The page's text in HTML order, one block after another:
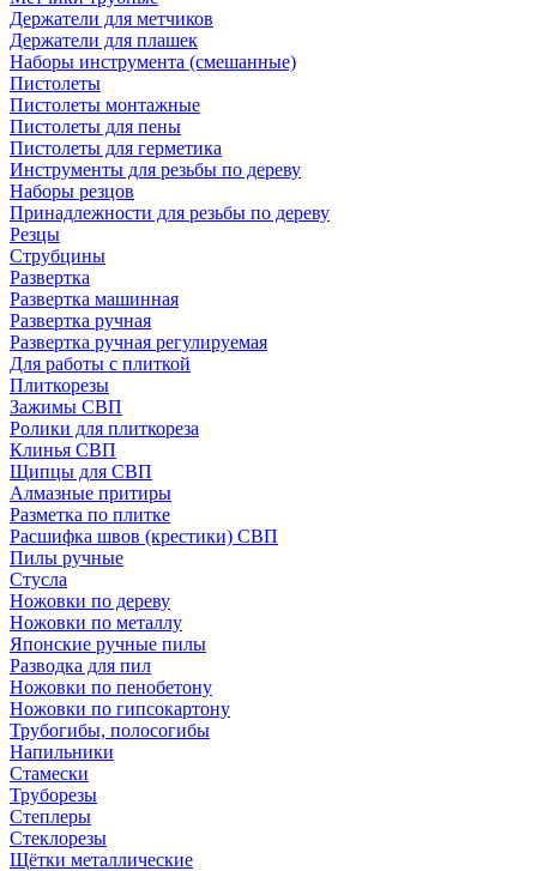
Держатели для метчиков
Держатели для плашек
Наборы инструмента (смешанные)
Пистолеты
Пистолеты монтажные
Пистолеты для пены
Пистолеты для герметика
Инструменты для резьбы по дереву
Наборы резцов
Принадлежности для резьбы по дереву
Резцы
Струбцины
Развертка
Развертка машинная
Развертка ручная
Развертка ручная регулируемая
Для работы с плиткой
Плиткорезы
Зажимы СВП
Ролики для плиткореза
Клинья СВП
Щипцы для СВП
Алмазные притиры
Разметка по плитке
Расшифка швов (крестики) СВП
Пилы ручные
Стусла
Ножовки по дереву
Ножовки по металлу
Японские ручные пилы
Разводка для пил
Ножовки по пенобетону
Ножовки по гипсокартону
Трубогибы, полосогибы
Напильники
Стамески
Труборезы
Степлеры
Стеклорезы
Щётки металлические